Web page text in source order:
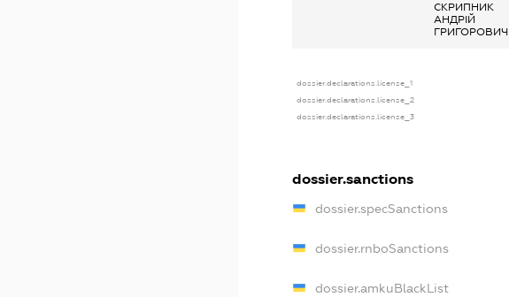
СКРИПНИК
АНДРІЙ
ГРИГОРОВИЧ
dossier.declarations.license_1
dossier.declarations.license_2
dossier.declarations.license_3
dossier.sanctions
dossier.specSanctions
dossier.rnboSanctions
dossier.amkuBlackList